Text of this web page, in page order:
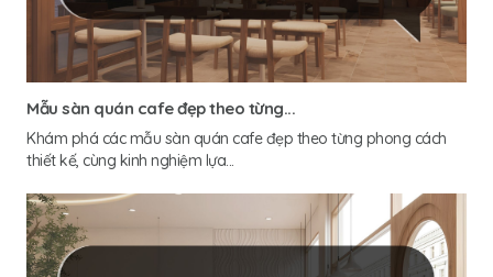
Mẫu sàn quán cafe đẹp theo từng...
Khám phá các mẫu sàn quán cafe đẹp theo từng phong cách
thiết kế, cùng kinh nghiệm lựa...